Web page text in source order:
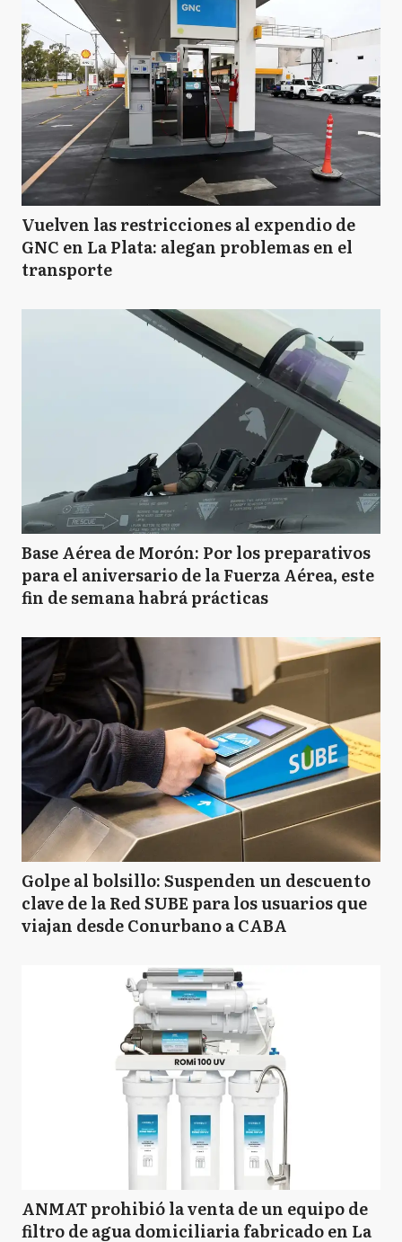
Vuelven las restricciones al expendio de
GNC en La Plata: alegan problemas en el
transporte
Base Aérea de Morón: Por los preparativos
para el aniversario de la Fuerza Aérea, este
fin de semana habrá prácticas
Golpe al bolsillo: Suspenden un descuento
clave de la Red SUBE para los usuarios que
viajan desde Conurbano a CABA
ANMAT prohibió la venta de un equipo de
filtro de agua domiciliaria fabricado en La